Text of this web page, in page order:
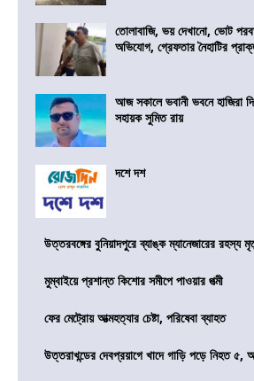
তোলাবাজি, ভয় দেখানো, ভোট
অভিযোগ, গ্রেফতার নৈহাটির
আজ সকালে ভবানী ভবনে হাজিরা
সহায়ক সুমিত রায়
দশে দশ
উত্তরবঙ্গের বুনিয়াদপুরে ব্যাঙ্ক ম্যানেজারের রহস্য
মুম্বাইয়ে প্রশান্ত কিশোর সমীপে পাওয়ার পত্মী
ফের মেট্রোয় আত্মহত্যার চেষ্টা, পরিষেবা ব্যাহত
উত্তরাখন্ডের দেবপ্রয়াগে খাদে গাড়ি পড়ে নিহত